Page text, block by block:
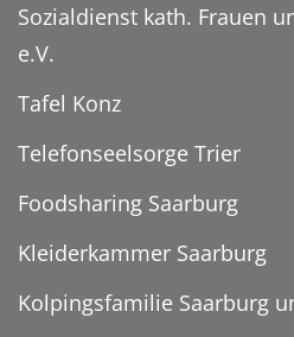
Sozialdienst kath. Frauen
e.V.
Tafel Konz
Telefonseelsorge Trier
Foodsharing Saarburg
Kleiderkammer Saarburg
Kolpingsfamilie Saarburg